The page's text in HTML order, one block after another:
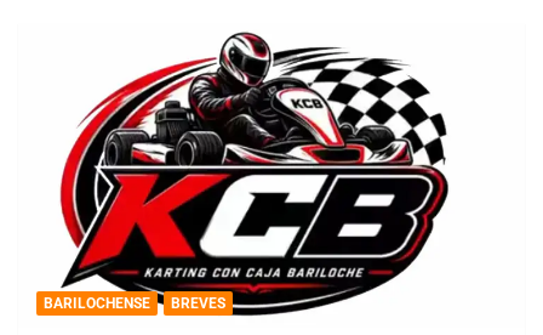
BARILOCHENSE BREVES